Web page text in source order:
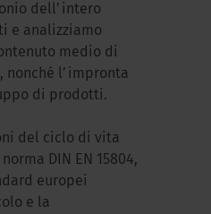
dell’intero
e analizziamo
medio di
l’impronta
di prodotti.
del ciclo di vita
DIN EN 15804,
europei
e la